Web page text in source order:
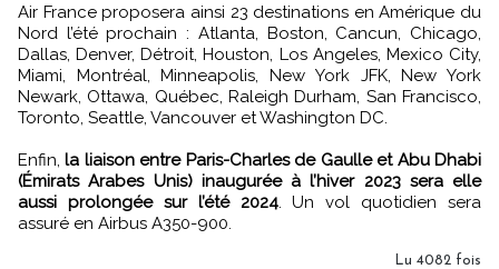
Air France proposera ainsi 23 destinations en Amérique du
Nord l’été prochain : Atlanta, Boston, Cancun, Chicago,
Dallas, Denver, Détroit, Houston, Los Angeles, Mexico City,
Miami, Montréal, Minneapolis, New York JFK, New York
Newark, Ottawa, Québec, Raleigh Durham, San Francisco,
Toronto, Seattle, Vancouver et Washington DC.
Enfin, la liaison entre Paris-Charles de Gaulle et Abu Dhabi
(Émirats Arabes Unis) inaugurée à l’hiver 2023 sera elle
aussi prolongée sur l’été 2024. Un vol quotidien sera
assuré en Airbus A350-900.
Lu 4082 fois